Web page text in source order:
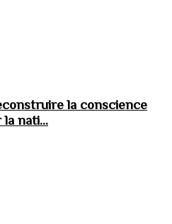
la conscience
nati...